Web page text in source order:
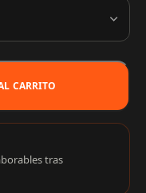
CARRITO
tras